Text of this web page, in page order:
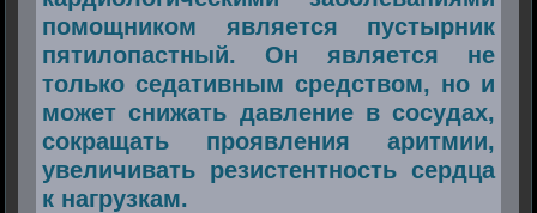
помощником является пустырник
пятилопастный. Он является не
только седативным средством, но и
может снижать давление в сосудах,
сокращать проявления аритмии,
увеличивать резистентность сердца
к нагрузкам.